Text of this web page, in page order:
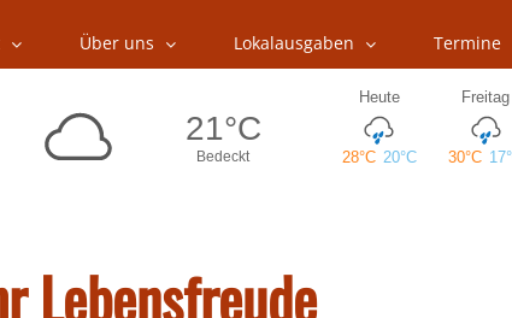
Über uns Lokalausgaben Termine
Lebensfreude